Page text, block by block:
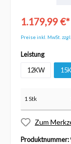
1.179,99 €*
Preise inkl. MwSt.
Leistung
12KW
Zum
Produktnummer: